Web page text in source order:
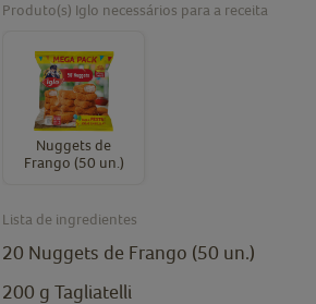
Produto(s) Iglo necessários para a receita
Nuggets de
Frango (50 un.)
Lista de ingredientes
20 Nuggets de Frango (50 un.)
200 g Tagliatelli